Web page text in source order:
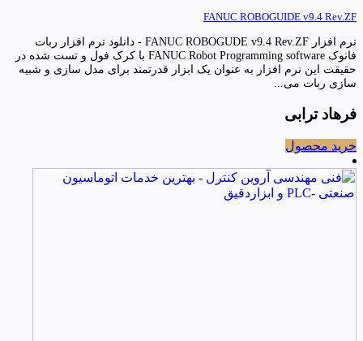
FANUC ROBOGUIDE v9.4 Rev.ZF
نرم افزار FANUC ROBOGUDE v9.4 Rev.ZF - دانلود نرم افزار ربات
فانوک FANUC Robot Programming software با کرک فول و تست شده در
حقیقت این نرم افزار به عنوان یک ابزار قدرتمند برای مدل سازی و شبیه
سازی ربات می...
فرهاد ترابی
خرید محصول